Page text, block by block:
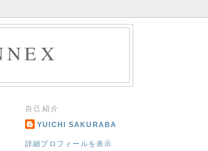
自己紹介
YUICHI SAKURABA
詳細プロフィールを表示